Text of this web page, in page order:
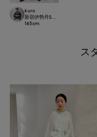
kuro
新宿伊勢丹SUPERIOR CLOSET
165cm
ス